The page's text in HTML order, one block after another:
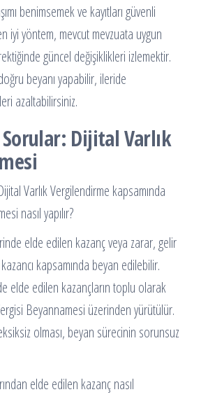
benimsemek ve kayıtları güvenli
iyi yöntem, mevcut mevzuata uygun
güncel değişiklikleri izlemektir.
beyanı yapabilir, ileride
azaltabilirsiniz.
Sorular: Dijital Varlık
Varlık Vergilendirme kapsamında
nasıl yapılır?
elde edilen kazanç veya zarar, gelir
kapsamında beyan edilebilir.
elde edilen kazançların toplu olarak
Beyannamesi üzerinden yürütülür.
olması, beyan sürecinin sorunsuz
elde edilen kazanç nasıl